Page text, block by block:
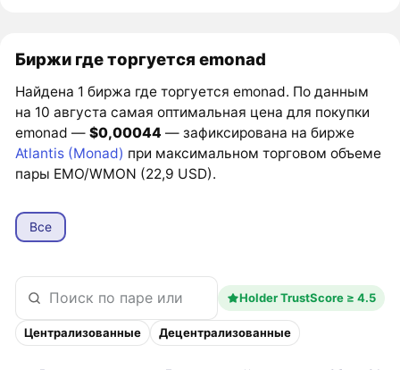
Биржи где торгуется emonad
Найдена 1 биржа где торгуется emonad. По данным
на 10 августа самая оптимальная цена для покупки
emonad —$0,00044 — зафиксирована на бирже
Atlantis (Monad) при максимальном торговом объеме
пары EMO/WMON (22,9 USD).
Все
Holder TrustScore ≥ 4.5
Централизованные Децентрализованные